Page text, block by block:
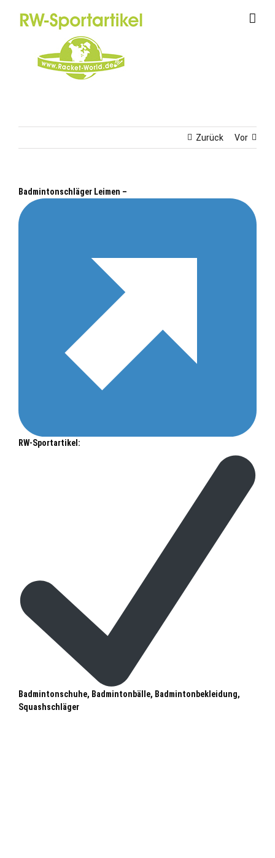
Zurück Vor
Badmintonschläger Leimen –
RW-Sportartikel:
Badmintonschuhe, Badmintonbälle, Badmintonbekleidung,
Squashschläger